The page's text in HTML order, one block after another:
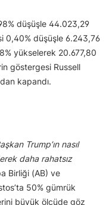
düşüşle 44.023,29
0,40% düşüşle 6.243,76
yükselerek 20.677,80
göstergesi Russell
kapandı.
Trump’ın nasıl
daha rahatsız
Birliği (AB) ve
50% gümrük
büyük ölçüde göz